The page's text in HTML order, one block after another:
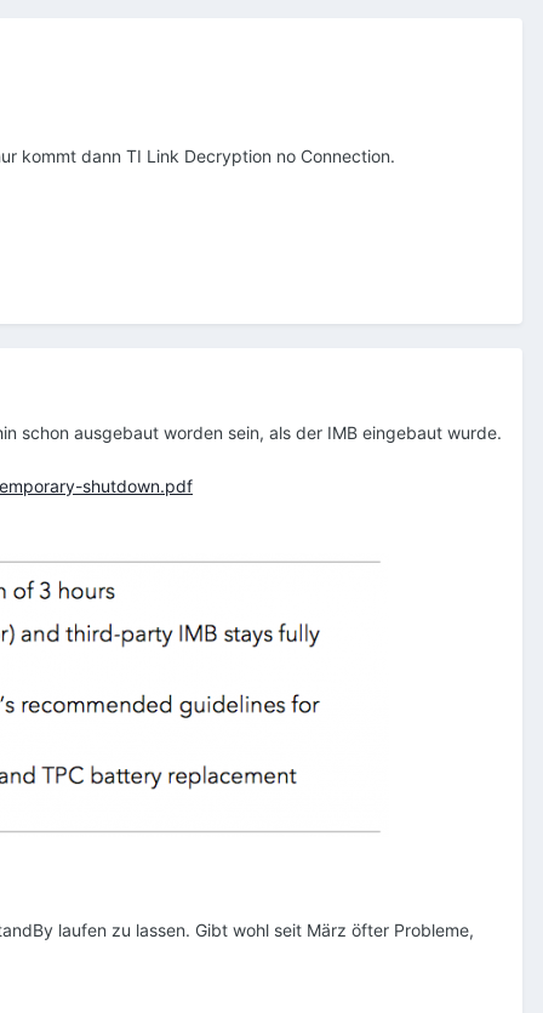
kommt dann TI Link Decryption no Connection.
schon ausgebaut worden sein, als der IMB eingebaut wurde.
shutdown.pdf
laufen zu lassen. Gibt wohl seit März öfter Probleme,